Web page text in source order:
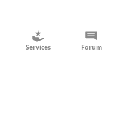
Services Forum